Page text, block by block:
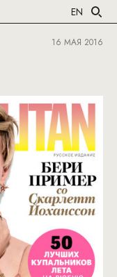
EN
16 МАЯ 2016